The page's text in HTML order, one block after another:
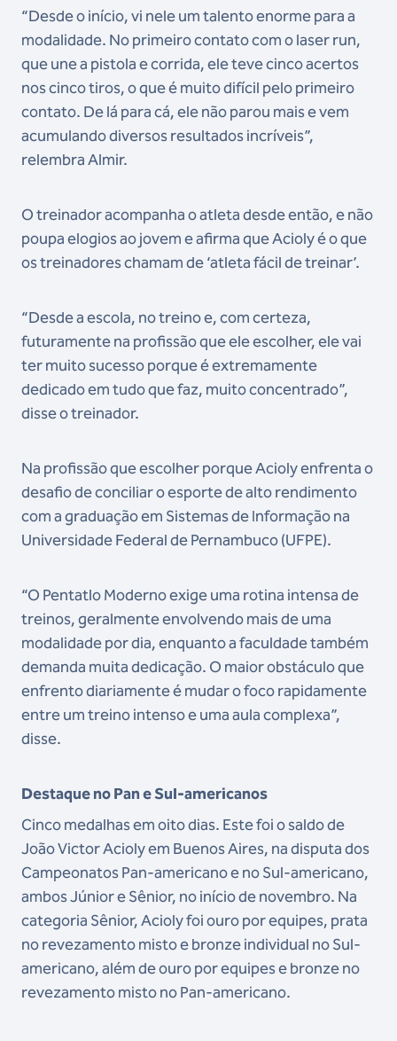
“Desde o início, vi nele um talento enorme para a
modalidade. No primeiro contato com o laser run,
que une a pistola e corrida, ele teve cinco acertos
nos cinco tiros, o que é muito difícil pelo primeiro
contato. De lá para cá, ele não parou mais e vem
acumulando diversos resultados incríveis”,
relembra Almir.
O treinador acompanha o atleta desde então, e não
poupa elogios ao jovem e afirma que Acioly é o que
os treinadores chamam de ‘atleta fácil de treinar’.
“Desde a escola, no treino e, com certeza,
futuramente na profissão que ele escolher, ele vai
ter muito sucesso porque é extremamente
dedicado em tudo que faz, muito concentrado”,
disse o treinador.
Na profissão que escolher porque Acioly enfrenta o
desafio de conciliar o esporte de alto rendimento
com a graduação em Sistemas de Informação na
Universidade Federal de Pernambuco (UFPE).
“O Pentatlo Moderno exige uma rotina intensa de
treinos, geralmente envolvendo mais de uma
modalidade por dia, enquanto a faculdade também
demanda muita dedicação. O maior obstáculo que
enfrento diariamente é mudar o foco rapidamente
entre um treino intenso e uma aula complexa”,
disse.
Destaque no Pan e Sul-americanos
Cinco medalhas em oito dias. Este foi o saldo de
João Victor Acioly em Buenos Aires, na disputa dos
Campeonatos Pan-americano e no Sul-americano,
ambos Júnior e Sênior, no início de novembro. Na
categoria Sênior, Acioly foi ouro por equipes, prata
no revezamento misto e bronze individual no Sul-
americano, além de ouro por equipes e bronze no
revezamento misto no Pan-americano.